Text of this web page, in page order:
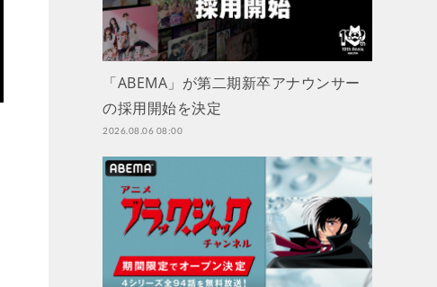
「ABEMA」が第二期新卒アナウンサー
の採用開始を決定
2026.08.06 08:00